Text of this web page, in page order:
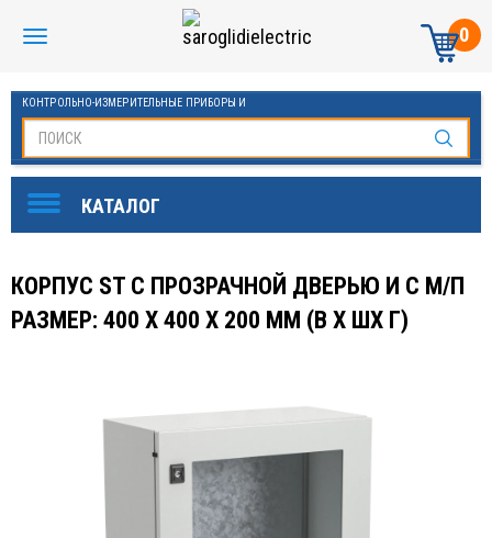
0
КОНТРОЛЬНО-ИЗМЕРИТЕЛЬНЫЕ ПРИБОРЫ И
КОРПУС ST С ПРОЗРАЧНОЙ ДВЕРЬЮ И С М/П
РАЗМЕР: 400 X 400 X 200 ММ (В Х ШХ Г)